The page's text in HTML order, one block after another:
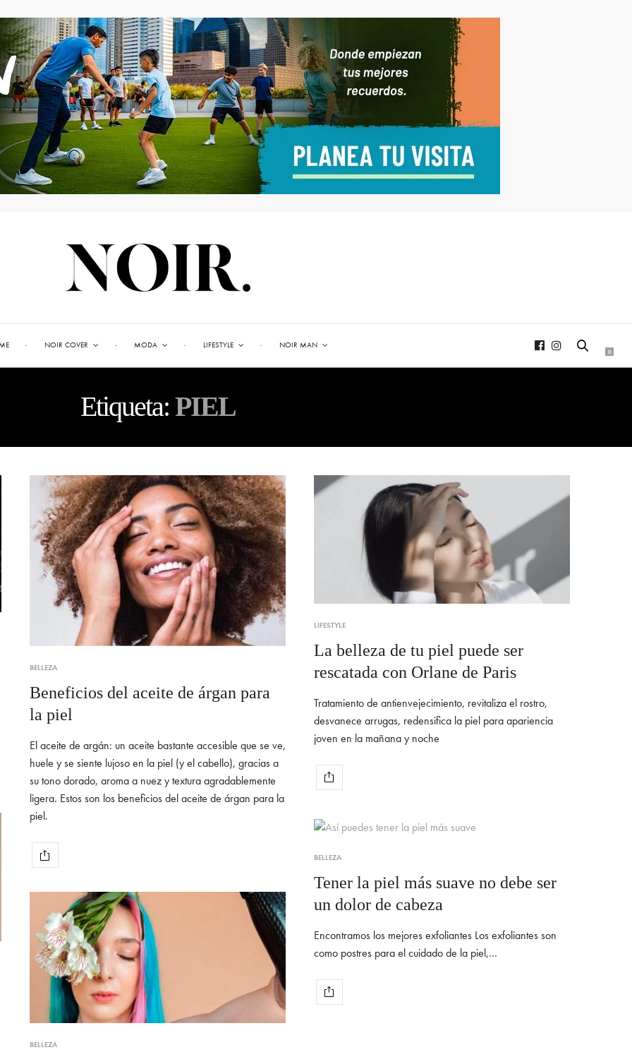
NOIR COVER MODA LIFESTYLE NOIR MAN
0
Etiqueta: PIEL
BELLEZA
Beneficios del aceite de árgan para
la piel
El aceite de argán: un aceite bastante accesible que se ve,
huele y se siente lujoso en la piel (y el cabello), gracias a
su tono dorado, aroma a nuez y textura agradablemente
ligera. Estos son los beneficios del aceite de árgan para la
piel.
LIFESTYLE
La belleza de tu piel puede ser
rescatada con Orlane de Paris
Tratamiento de antienvejecimiento, revitaliza el rostro,
desvanece arrugas, redensifica la piel para apariencia
joven en la mañana y noche
BELLEZA
Tener la piel más suave no debe ser
un dolor de cabeza
Encontramos los mejores exfoliantes Los exfoliantes son
como postres para el cuidado de la piel,…
BELLEZA